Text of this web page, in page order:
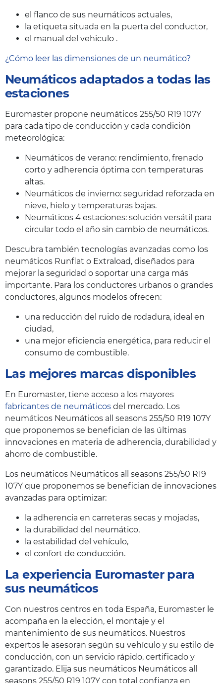
el flanco de sus neumáticos actuales,
la etiqueta situada en la puerta del conductor,
el manual del vehiculo .
¿Cómo leer las dimensiones de un neumático?
Neumáticos adaptados a todas las
estaciones
Euromaster propone neumáticos 255/50 R19 107Y
para cada tipo de conducción y cada condición
meteorológica:
Neumáticos de verano: rendimiento, frenado
corto y adherencia óptima con temperaturas
altas.
Neumáticos de invierno: seguridad reforzada en
nieve, hielo y temperaturas bajas.
Neumáticos 4 estaciones: solución versátil para
circular todo el año sin cambio de neumáticos.
Descubra también tecnologías avanzadas como los
neumáticos Runflat o Extraload, diseñados para
mejorar la seguridad o soportar una carga más
importante. Para los conductores urbanos o grandes
conductores, algunos modelos ofrecen:
una reducción del ruido de rodadura, ideal en
ciudad,
una mejor eficiencia energética, para reducir el
consumo de combustible.
Las mejores marcas disponibles
En Euromaster, tiene acceso a los mayores
fabricantes de neumáticos del mercado. Los
neumáticos Neumáticos all seasons 255/50 R19 107Y
que proponemos se benefician de las últimas
innovaciones en materia de adherencia, durabilidad y
ahorro de combustible.
Los neumáticos Neumáticos all seasons 255/50 R19
107Y que proponemos se benefician de innovaciones
avanzadas para optimizar:
la adherencia en carreteras secas y mojadas,
la durabilidad del neumático,
la estabilidad del vehículo,
el confort de conducción.
La experiencia Euromaster para
sus neumáticos
Con nuestros centros en toda España, Euromaster le
acompaña en la elección, el montaje y el
mantenimiento de sus neumáticos. Nuestros
expertos le asesoran según su vehículo y su estilo de
conducción, con un servicio rápido, certificado y
garantizado. Elija sus neumáticos Neumáticos all
seasons 255/50 R19 107Y con total confianza en